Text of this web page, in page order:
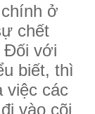
ở
chết
Đối với
biết, thì
việc các
vào cõi